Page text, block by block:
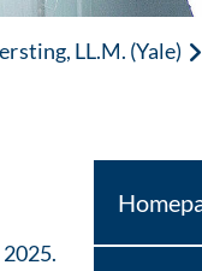
LL.M. (Yale)